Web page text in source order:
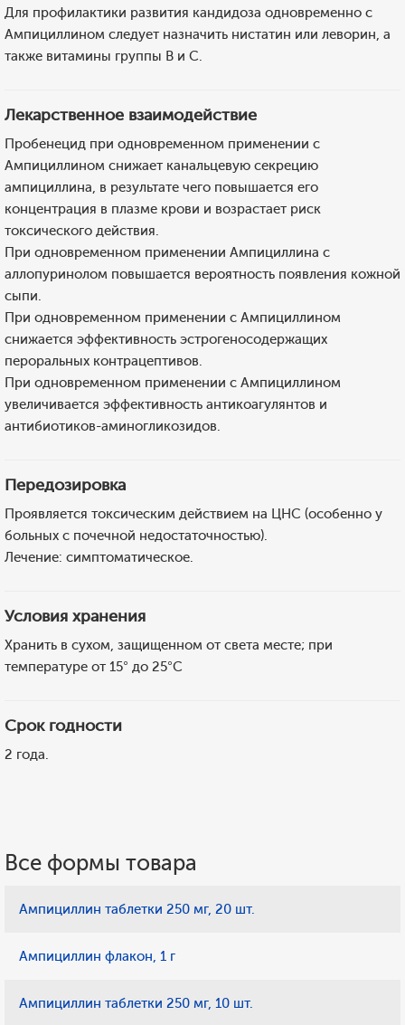
Для профилактики развития кандидоза одновременно с
Ампициллином следует назначить нистатин или леворин, а
также витамины группы В и С.
Лекарственное взаимодействие
Пробенецид при одновременном применении с
Ампициллином снижает канальцевую секрецию
ампициллина, в результате чего повышается его
концентрация в плазме крови и возрастает риск
токсического действия.
При одновременном применении Ампициллина с
аллопуринолом повышается вероятность появления кожной
сыпи.
При одновременном применении с Ампициллином
снижается эффективность эстрогеносодержащих
пероральных контрацептивов.
При одновременном применении с Ампициллином
увеличивается эффективность антикоагулянтов и
антибиотиков-аминогликозидов.
Передозировка
Проявляется токсическим действием на ЦНС (особенно у
больных с почечной недостаточностью).
Лечение: симптоматическое.
Условия хранения
Хранить в сухом, защищенном от света месте; при
температуре от 15° до 25°C
Срок годности
2 года.
Все формы товара
Ампициллин таблетки 250 мг, 20 шт.
Ампициллин флакон, 1 г
Ампициллин таблетки 250 мг, 10 шт.